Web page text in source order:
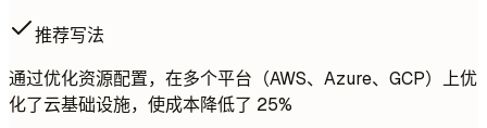
推荐写法
通过优化资源配置，在多个平台（AWS、Azure、GCP）上优
化了云基础设施，使成本降低了 25%